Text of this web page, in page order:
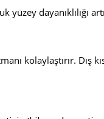
yüzey dayanıklılığı
kolaylaştırır. Dış